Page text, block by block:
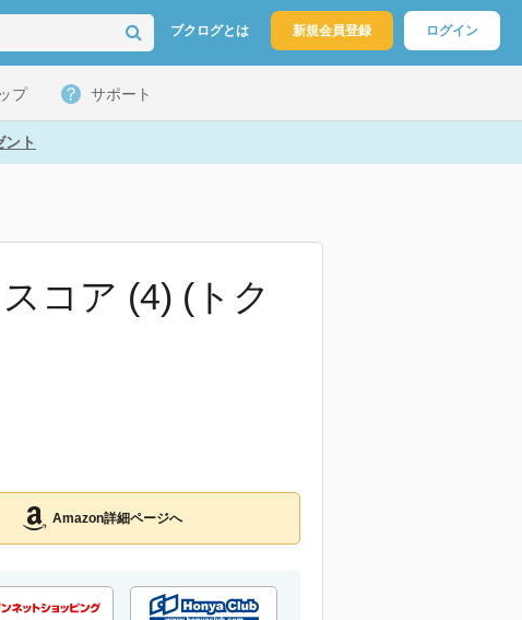
ブクログとは 新規会員登録 ログイン
プ サポート
ト
コア (4) (トク
Amazon詳細ページへ